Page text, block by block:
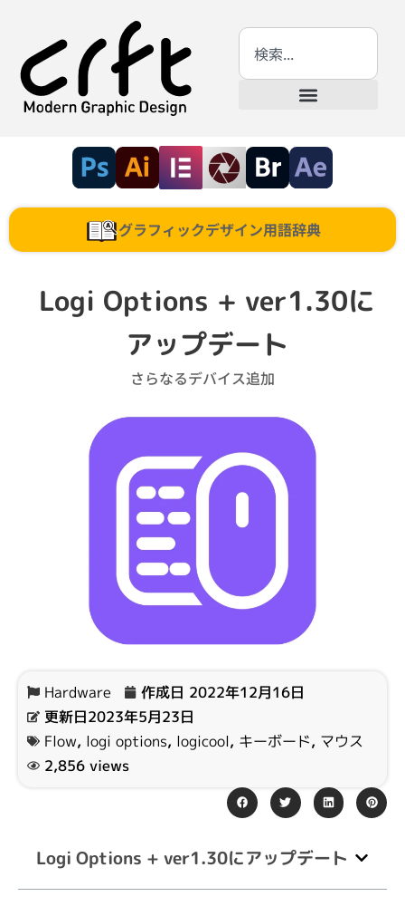
グラフィックデザイン用語辞典
Logi Options + ver1.30に
アップデート
さらなるデバイス追加
Hardware 作成日 2022年12月16日
更新日2023年5月23日
Flow, logi options, logicool, キーボード, マウス
2,856 views
Logi Options + ver1.30にアップデート